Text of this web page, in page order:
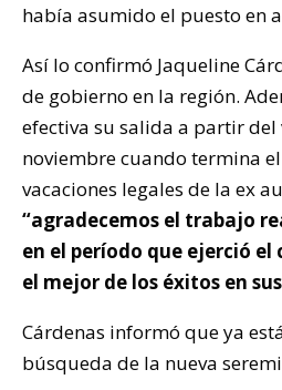
había asumido el puesto en
Así lo confirmó Jaqueline
de gobierno en la región.
efectiva su salida a partir del
noviembre cuando termina
vacaciones legales de la ex
“agradecemos el trabajo
en el período que ejerció el
el mejor de los éxitos en
Cárdenas informó que ya
búsqueda de la nueva